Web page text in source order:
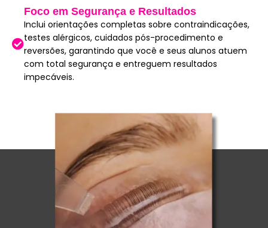
Foco em Segurança e Resultados
Inclui orientações completas sobre contraindicações,
testes alérgicos, cuidados pós-procedimento e
reversões, garantindo que você e seus alunos atuem
com total segurança e entreguem resultados
impecáveis.